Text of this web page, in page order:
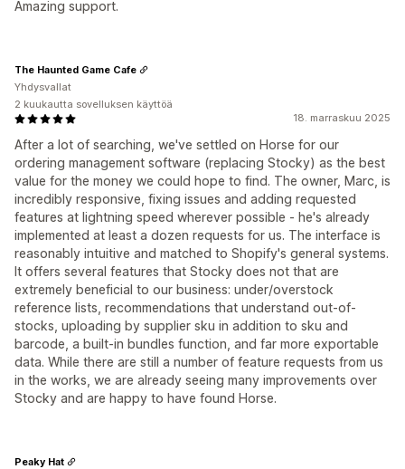
Amazing support.
18. marraskuu 2025
After a lot of searching, we've settled on Horse for our
ordering management software (replacing Stocky) as the best
value for the money we could hope to find. The owner, Marc, is
incredibly responsive, fixing issues and adding requested
features at lightning speed wherever possible - he's already
implemented at least a dozen requests for us. The interface is
reasonably intuitive and matched to Shopify's general systems.
It offers several features that Stocky does not that are
extremely beneficial to our business: under/overstock
reference lists, recommendations that understand out-of-
stocks, uploading by supplier sku in addition to sku and
barcode, a built-in bundles function, and far more exportable
data. While there are still a number of feature requests from us
in the works, we are already seeing many improvements over
Stocky and are happy to have found Horse.
The Haunted Game Cafe
Yhdysvallat
2 kuukautta sovelluksen käyttöä
Peaky Hat